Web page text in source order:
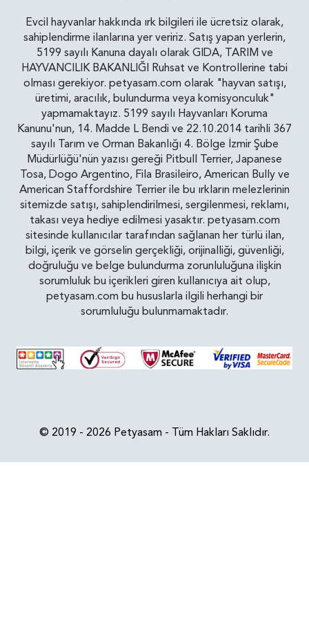
Evcil hayvanlar hakkında ırk bilgileri ile ücretsiz olarak,
sahiplendirme ilanlarına yer veririz. Satış yapan yerlerin,
5199 sayılı Kanuna dayalı olarak GIDA, TARIM ve
HAYVANCILIK BAKANLIĞI Ruhsat ve Kontrollerine tabi
olması gerekiyor. petyasam.com olarak "hayvan satışı,
üretimi, aracılık, bulundurma veya komisyonculuk"
yapmamaktayız. 5199 sayılı Hayvanları Koruma
Kanunu'nun, 14. Madde L Bendi ve 22.10.2014 tarihli 367
sayılı Tarım ve Orman Bakanlığı 4. Bölge İzmir Şube
Müdürlüğü'nün yazısı gereği Pitbull Terrier, Japanese
Tosa, Dogo Argentino, Fila Brasileiro, American Bully ve
American Staffordshire Terrier ile bu ırkların melezlerinin
sitemizde satışı, sahiplendirilmesi, sergilenmesi, reklamı,
takası veya hediye edilmesi yasaktır. petyasam.com
sitesinde kullanıcılar tarafından sağlanan her türlü ilan,
bilgi, içerik ve görselin gerçekliği, orijinalliği, güvenliği,
doğruluğu ve belge bulundurma zorunluluğuna ilişkin
sorumluluk bu içerikleri giren kullanıcıya ait olup,
petyasam.com bu hususlarla ilgili herhangi bir
sorumluluğu bulunmamaktadır.
© 2019 - 2026 Petyasam - Tüm Hakları Saklıdır.